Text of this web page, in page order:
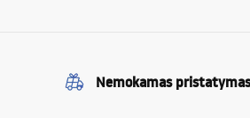
Nemokamas pristatymas